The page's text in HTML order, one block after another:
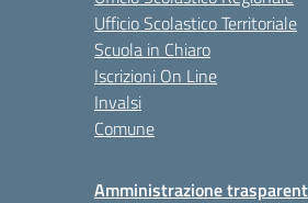
Ufficio Scolastico Territoriale
Scuola in Chiaro
Iscrizioni On Line
Invalsi
Comune
Amministrazione